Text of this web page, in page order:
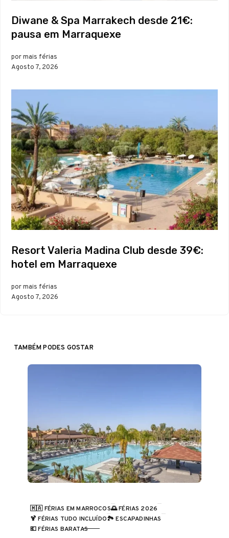
Diwane & Spa Marrakech desde 21€:
pausa em Marraquexe
por mais férias
Agosto 7, 2026
Resort Valeria Madina Club desde 39€:
hotel em Marraquexe
por mais férias
Agosto 7, 2026
TAMBÉM PODES GOSTAR
CATEGORIA
🇲🇦 FÉRIAS EM MARROCOS🌅 FÉRIAS 2026
🍹 FÉRIAS TUDO INCLUÍDO🏞️ ESCAPADINHAS
💶 FÉRIAS BARATAS